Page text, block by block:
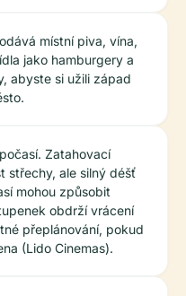
místní piva, vína,
jako hamburgery a
abyste si užili západ
Zatahovací
střechy, ale silný déšť
mohou způsobit
obdrží vrácení
přeplánování, pokud
(Lido Cinemas).